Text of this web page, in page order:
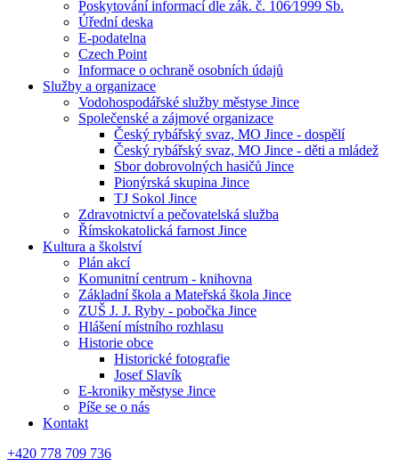
Poskytování informací dle zák. č. 106⁄1999 Sb.
Úřední deska
E-podatelna
Czech Point
Informace o ochraně osobních údajů
Služby a organizace
Vodohospodářské služby městyse Jince
Společenské a zájmové organizace
Český rybářský svaz, MO Jince - dospělí
Český rybářský svaz, MO Jince - děti a mládež
Sbor dobrovolných hasičů Jince
Pionýrská skupina Jince
TJ Sokol Jince
Zdravotnictví a pečovatelská služba
Římskokatolická farnost Jince
Kultura a školství
Plán akcí
Komunitní centrum - knihovna
Základní škola a Mateřská škola Jince
ZUŠ J. J. Ryby - pobočka Jince
Hlášení místního rozhlasu
Historie obce
Historické fotografie
Josef Slavík
E-kroniky městyse Jince
Píše se o nás
Kontakt
+420 778 709 736